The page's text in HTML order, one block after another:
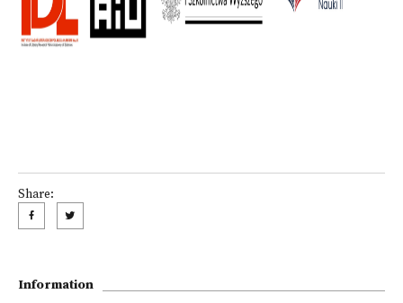
Share:
Information